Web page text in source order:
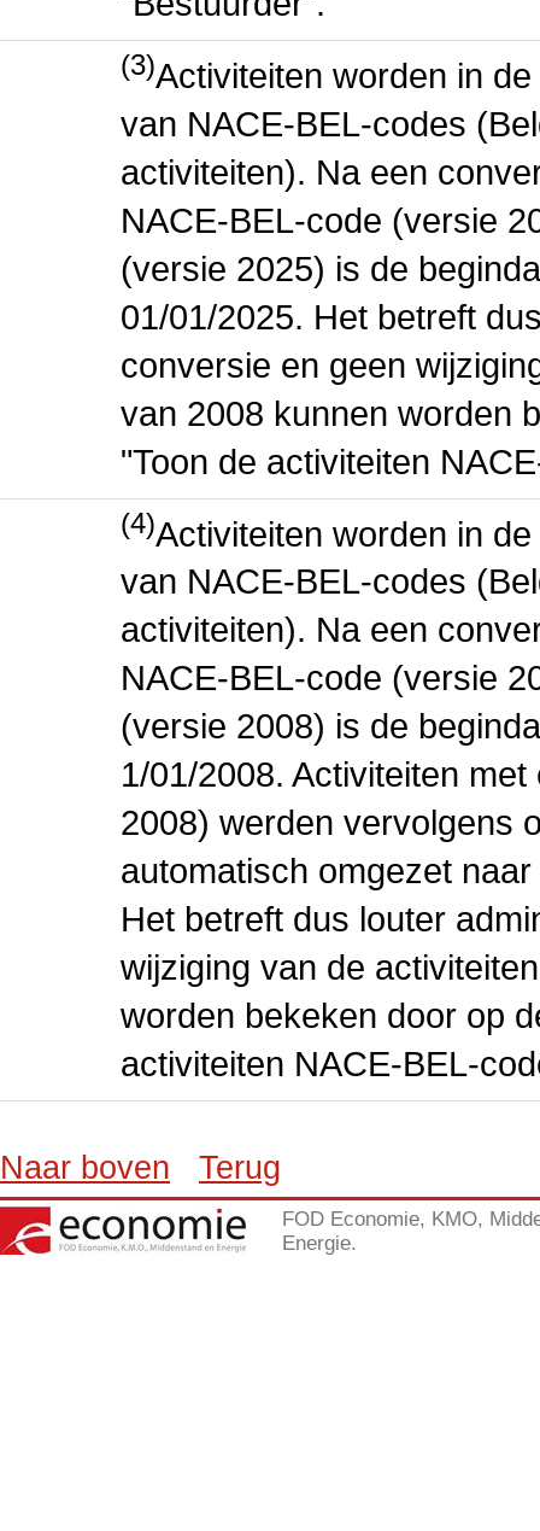
(3)Activiteiten worden in
van NACE-BEL-codes
activiteiten). Na een
NACE-BEL-code (versie
(versie 2025) is de
01/01/2025. Het betreft
conversie en geen
van 2008 kunnen worden
"Toon de activiteiten
(4)Activiteiten worden in
van NACE-BEL-codes
activiteiten). Na een
NACE-BEL-code (versie
(versie 2008) is de
1/01/2008. Activiteiten
2008) werden vervolgens
automatisch omgezet
Het betreft dus louter
wijziging van de
worden bekeken door op
activiteiten NACE-BEL-
Naar boven Terug
FOD Economie, KMO,
Energie.